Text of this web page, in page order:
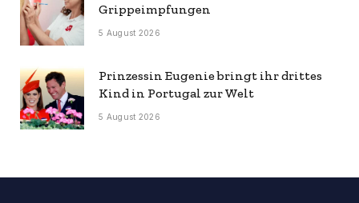
Grippeimpfungen
5 August 2026
Prinzessin Eugenie bringt ihr drittes
Kind in Portugal zur Welt
5 August 2026